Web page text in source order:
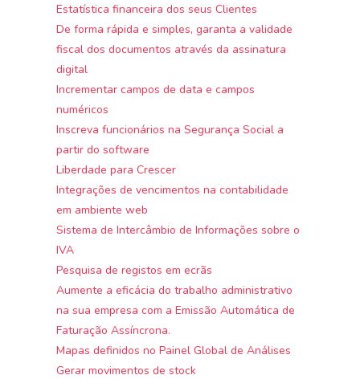
Estatística financeira dos seus Clientes
De forma rápida e simples, garanta a validade
fiscal dos documentos através da assinatura
digital
Incrementar campos de data e campos
numéricos
Inscreva funcionários na Segurança Social a
partir do software
Liberdade para Crescer
Integrações de vencimentos na contabilidade
em ambiente web
Sistema de Intercâmbio de Informações sobre o
IVA
Pesquisa de registos em ecrãs
Aumente a eficácia do trabalho administrativo
na sua empresa com a Emissão Automática de
Faturação Assíncrona.
Mapas definidos no Painel Global de Análises
Gerar movimentos de stock